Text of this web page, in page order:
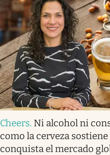
Cheers. Ni alcohol ni
como la cerveza
conquista el mercado